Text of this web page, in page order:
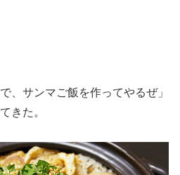
、サンマご飯を作ってやるぜ」
きた。